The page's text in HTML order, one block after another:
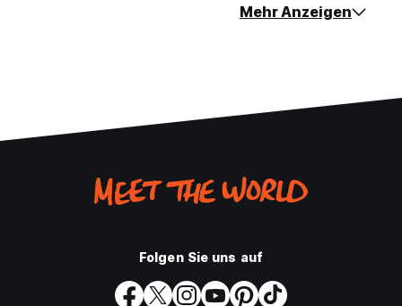
Mehr Anzeigen
Folgen Sie uns auf